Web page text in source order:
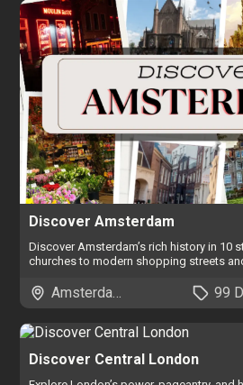
Discover Amsterdam
Discover Amsterdam’s rich history in 10
churches to modern shopping streets
Amsterdam 99
Discover Central London